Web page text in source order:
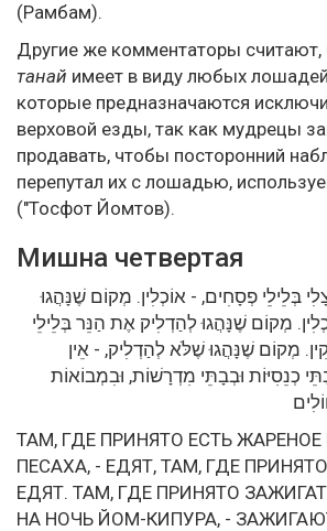
(Рамбам).
Другие же комментаторы считают,
танай имеет в виду любых
которые предназначаются
верховой езды, так как мудрецы
продавать, чтобы посторонний
перепутал их с лошадью,
("Тосфот Йомтов).
Мишна четвертая
בְּלֵילֵי פְסָחִים, - אוֹכְלִין. מְקוֹם שֶׁנָּהֲגוּ
מְקוֹם שֶׁנָּהֲגוּ לְהַדְלִיק אֶת הַנֵּר בְּלֵילֵי
מְקוֹם שֶׁנָּהֲגוּ שֶׁלֹּא לְהַדְלִיק, - אֵין
כְנֵסִיּוֹת וּבְבָתֵּי מִדְרָשׁוֹת, וּבִמְבוֹאוֹת
ТАМ, ГДЕ ПРИНЯТО ЕСТЬ
ПЕСАХА, - ЕДЯТ, ТАМ, ГДЕ
ЕДЯТ. ТАМ, ГДЕ ПРИНЯТО
НА НОЧЬ ЙОМ-КИПУРА, -